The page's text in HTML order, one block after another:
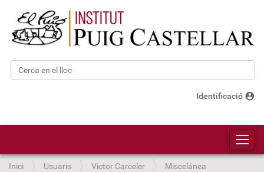
Cerca
Identificació account_circle
Inici Usuaris Victor Carceler
Miscelánea